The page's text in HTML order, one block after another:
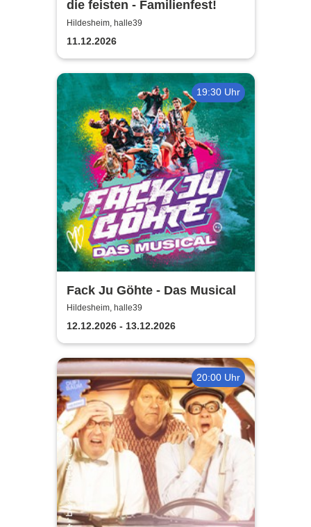
die feisten - Familienfest!
Hildesheim, halle39
11.12.2026
19:30 Uhr
Fack Ju Göhte - Das Musical
Hildesheim, halle39
12.12.2026 - 13.12.2026
20:00 Uhr